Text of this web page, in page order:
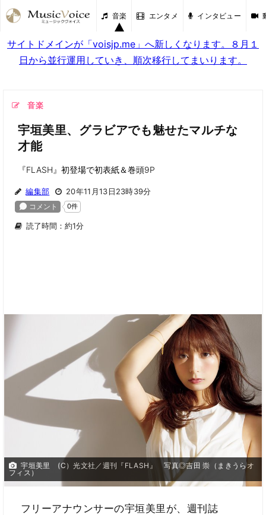
音楽 エンタメ インタビュー
サイトドメインが「voisjp.me」へ新しくなります。８月１
日から並行運用していき、順次移行してまいります。
音楽
宇垣美里、グラビアでも魅せたマルチな
才能
『FLASH』初登場で初表紙＆巻頭9P
編集部 20年11月13日23時39分
読了時間：約1分
宇垣美里 (C）光文社／週刊『FLASH』 写真◎吉田 崇（まきうらオ
フィス）
フリーアナウンサーの宇垣美里が、週刊誌